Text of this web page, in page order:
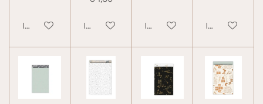
In winkelwagenIn winkelwagenIn winkelwagen
In